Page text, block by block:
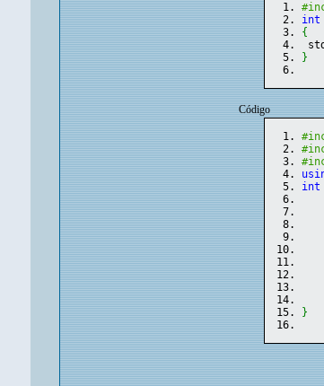
int
{
std
}
Código
int
}